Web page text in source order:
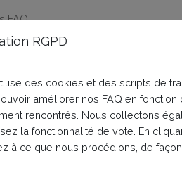
avis clients
menu PrestaShop à gauche et,
sur l'onglet "Export des
RGPD
des cookies et des scripts de
améliorer nos FAQ en
rencontrés. Nous collectons
la fonctionnalité de vote. En
à ce que nous procédions, de